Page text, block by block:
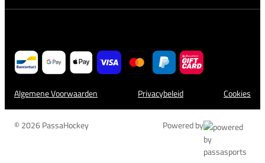
Algemene Voorwaarden Privacybeleid Cookies
© 2026 PassaHockey Powered by